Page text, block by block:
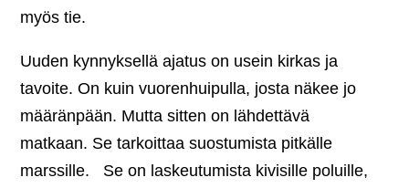
myös tie.
Uuden kynnyksellä ajatus on usein kirkas ja
tavoite. On kuin vuorenhuipulla, josta näkee jo
määränpään. Mutta sitten on lähdettävä
matkaan. Se tarkoittaa suostumista pitkälle
marssille. Se on laskeutumista kivisille poluille,